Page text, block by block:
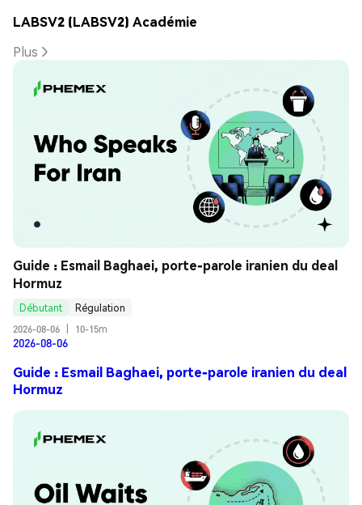
LABSV2 (LABSV2) Académie
Plus
Guide : Esmail Baghaei, porte-parole iranien du deal
Hormuz
Débutant
Régulation
2026-08-06
10-15m
2026-08-06
Guide : Esmail Baghaei, porte-parole iranien du deal
Hormuz